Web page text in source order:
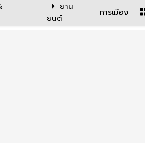
ยาน
ยนต์
การเมือง